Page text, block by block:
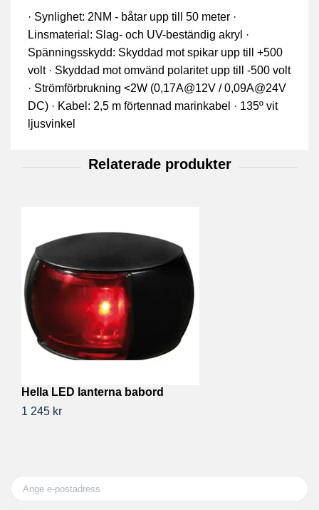
· Synlighet: 2NM - båtar upp till 50 meter ·
Linsmaterial: Slag- och UV-beständig akryl ·
Spänningsskydd: Skyddad mot spikar upp till +500
volt · Skyddad mot omvänd polaritet upp till -500 volt
· Strömförbrukning <2W (0,17A@12V / 0,09A@24V
DC) · Kabel: 2,5 m förtennad marinkabel · 135º vit
ljusvinkel
Hella LED lanterna babord
1 245 kr